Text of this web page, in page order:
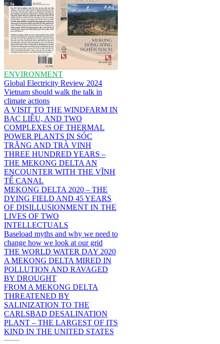
ENVIRONMENT
Global Electricity Review 2024
Vietnam should walk the talk in
climate actions
A VISIT TO THE WINDFARM IN
BẠC LIÊU, AND TWO
COMPLEXES OF THERMAL
POWER PLANTS IN SÓC
TRĂNG AND TRÀ VINH
THREE HUNDRED YEARS –
THE MEKONG DELTA AN
ENCOUNTER WITH THE VĨNH
TẾ CANAL
MEKONG DELTA 2020 – THE
DYING FIELD AND 45 YEARS
OF DISILLUSIONMENT IN THE
LIVES OF TWO
INTELLECTUALS
Baseload myths and why we need to
change how we look at our grid
THE WORLD WATER DAY 2020
A MEKONG DELTA MIRED IN
POLLUTION AND RAVAGED
BY DROUGHT
FROM A MEKONG DELTA
THREATENED BY
SALINIZATION TO THE
CARLSBAD DESALINATION
PLANT – THE LARGEST OF ITS
KIND IN THE UNITED STATES